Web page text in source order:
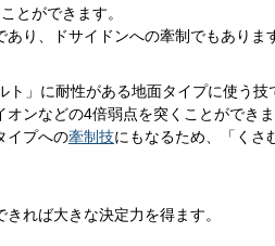
とができます。
り、ドサイドンへの牽制でもありま
」に耐性がある地面タイプに使う技
ンなどの4倍弱点を突くことができま
イプへの牽制技にもなるため、「くさ
れば大きな決定力を得ます。